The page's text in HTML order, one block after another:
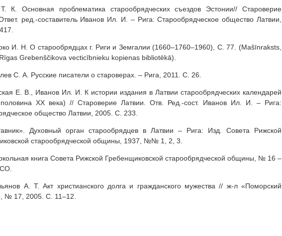
К. Основная проблематика старообрядческих съездов Эстонии// Староверие
ред.-составитель Иванов Ил. И. – Рига: Старообрядческое общество Латвии,
И. Н. О старообрядцах г. Риги и Земгалии (1660–1760–1960), С. 77. (Mašīnraksts,
Grebenščikova vecticībnieku kopienas bibliotēkā).
С. А. Русские писатели о староверах. – Рига, 2011. С. 26.
Е. В., Иванов Ил. И. К истории издания в Латвии старообрядческих календарей
ХХ века) // Староверие Латвии. Отв. Ред.-сост. Иванов Ил. И. – Рига:
общество Латвии, 2005. С. 233.
Духовный орган старообрядцев в Латвии – Рига: Изд. Совета Рижской
старообрядческой общины, 1937, №№ 1, 2, 3.
книга Совета Рижской Гребенщиковской старообрядческой общины, № 16 –
А. Т. Акт христианского долга и гражданского мужества // ж-л «Поморский
№ 17, 2005. С. 11–12.